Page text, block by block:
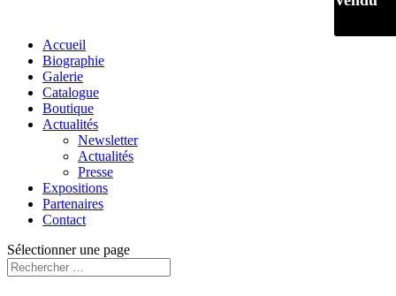
Accueil
Biographie
Galerie
Catalogue
Boutique
Actualités
Newsletter
Actualités
Presse
Expositions
Partenaires
Contact
Sélectionner une page